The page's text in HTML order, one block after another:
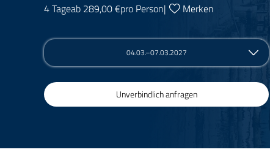
4 Tageab 289,00 €pro Person| Merken
04.03.–07.03.2027
Unverbindlich anfragen